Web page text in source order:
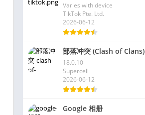
Varies with device
TikTok Pte. Ltd.
2026-06-12
部落冲突 (Clash of Clans)
18.0.10
Supercell
2026-06-12
Google 相册